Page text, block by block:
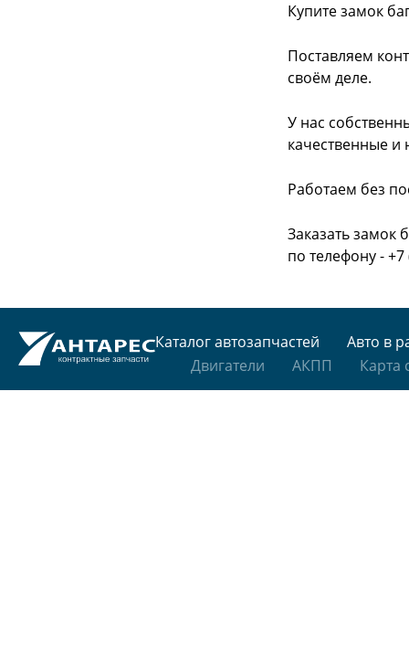
Купите замок
Поставляем
своём деле.
У нас
качественные и
Работаем без
Заказать замок
по телефону -
Каталог автозапчастей
Авто в
Двигатели
АКПП Карта